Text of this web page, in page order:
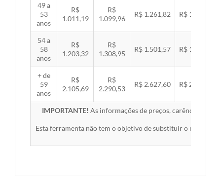
49 a
53
anos
R$
1.011,19
R$
1.099,96
R$ 1.261,82 R$ 1.300,32
54 a
58
anos
R$
1.203,32
R$
1.308,95
R$ 1.501,57 R$ 1.547,38
+ de
59
anos
R$
2.105,69
R$
2.290,53
R$ 2.627,60 R$ 2.707,76
IMPORTANTE! As informações de preços, carências,
Esta ferramenta não tem o objetivo de substituir o material